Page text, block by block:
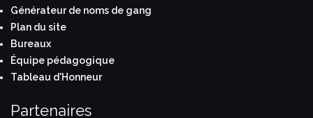
Générateur de noms de gang
Plan du site
Bureaux
Équipe pédagogique
Tableau d'Honneur
Partenaires